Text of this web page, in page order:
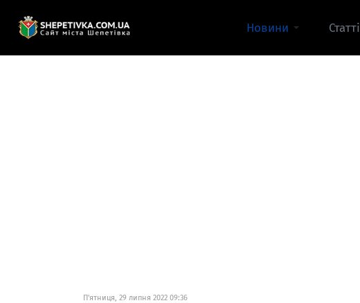
Новини Статті
П'ятниця, 29 липня 2022 09:36